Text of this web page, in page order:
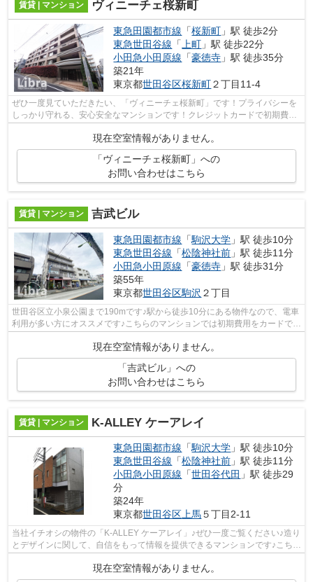
賃貸 | マンション ヴィニーチェ桜新町
東急田園都市線 「桜新町 」駅 徒歩2分
東急世田谷線 「 上町 」駅 徒歩22分
小田急小田原線 「豪徳寺 」駅 徒歩35分
築21年
東京都世田谷区桜新町２丁目11-4
ぜひ一度見ていただきたい、「ヴィニーチェ桜新町」です！プライバシーを
しっかり守れる、安心安全なマンションです！クレジットカードで初期費用
現在空室情報がありません。
「ヴィニーチェ桜新町」への
お問い合わせはこちら
賃貸 | マンション 吉武ビル
東急田園都市線 「駒沢大学 」駅 徒歩10分
東急世田谷線 「松陰神社前 」駅 徒歩11分
小田急小田原線 「豪徳寺 」駅 徒歩31分
築55年
東京都世田谷区駒沢 ２丁目
世田谷区立小泉公園まで190mです♪駅から徒歩10分にある物件なので、電車
利用が多い方にオススメです♪こちらのマンションでは初期費用をカードでお
現在空室情報がありません。
「吉武ビル」への
お問い合わせはこちら
賃貸 | マンション K-ALLEY ケーアレイ
東急田園都市線 「駒沢大学 」駅 徒歩10分
東急世田谷線 「松陰神社前 」駅 徒歩11分
小田急小田原線 「世田谷代田 」駅 徒歩29
分
築24年
東京都世田谷区 上馬５丁目2-11
当社イチオシの物件の「K-ALLEY ケーアレイ」♪ぜひ一度ご覧ください♪造り
とデザインに関して、自信をもって情報を提供できるマンションです♪こちら
は初期費用をカードでお支払いいただ...
現在空室情報がありません。